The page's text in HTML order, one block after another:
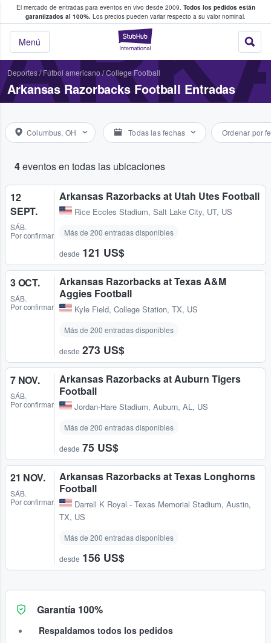
El mercado de entradas para eventos en vivo desde 2009. Todos los pedidos están
garantizados al 100%. Los precios pueden variar respecto a su valor nominal.
StubHub:
Menú
y venta de entradas entre fans
Deportes/Fútbol americano/College Football
Arkansas Razorbacks Football Entradas
Columbus, OH Todas las fechas Ordenar por
4eventos en todas las ubicaciones
12
SEPT.
SÁB.
Por confirmar
Arkansas Razorbacks at Utah Utes Football
Rice Eccles Stadium, Salt Lake City, UT, US
Más de 200 entradas disponibles
desde 121 US$
3 OCT.
SÁB.
Por confirmar
Arkansas Razorbacks at Texas A&M
Aggies Football
Kyle Field, College Station, TX, US
Más de 200 entradas disponibles
desde 273 US$
7 NOV.
SÁB.
Por confirmar
Arkansas Razorbacks at Auburn Tigers
Football
Jordan-Hare Stadium, Auburn, AL, US
Más de 200 entradas disponibles
desde 75 US$
21 NOV.
SÁB.
Por confirmar
Arkansas Razorbacks at Texas Longhorns
Football
Darrell K Royal - Texas Memorial Stadium, Austin,
TX, US
Más de 200 entradas disponibles
desde 156 US$
Garantía 100%
Respaldamos todos los pedidos